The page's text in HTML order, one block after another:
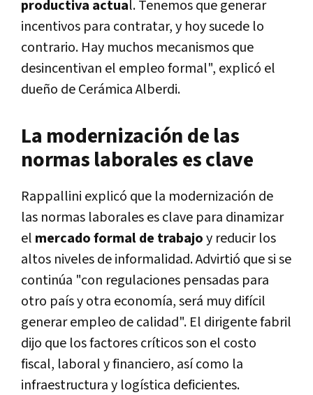
productiva actual. Tenemos que generar
incentivos para contratar, y hoy sucede lo
contrario. Hay muchos mecanismos que
desincentivan el empleo formal", explicó el
dueño de Cerámica Alberdi.
La modernización de las
normas laborales es clave
Rappallini explicó que la modernización de
las normas laborales es clave para dinamizar
el mercado formal de trabajoy reducir los
altos niveles de informalidad. Advirtió que si se
continúa "con regulaciones pensadas para
otro país y otra economía, será muy difícil
generar empleo de calidad". El dirigente fabril
dijo que los factores críticos son el costo
fiscal, laboral y financiero, así como la
infraestructura y logística deficientes.